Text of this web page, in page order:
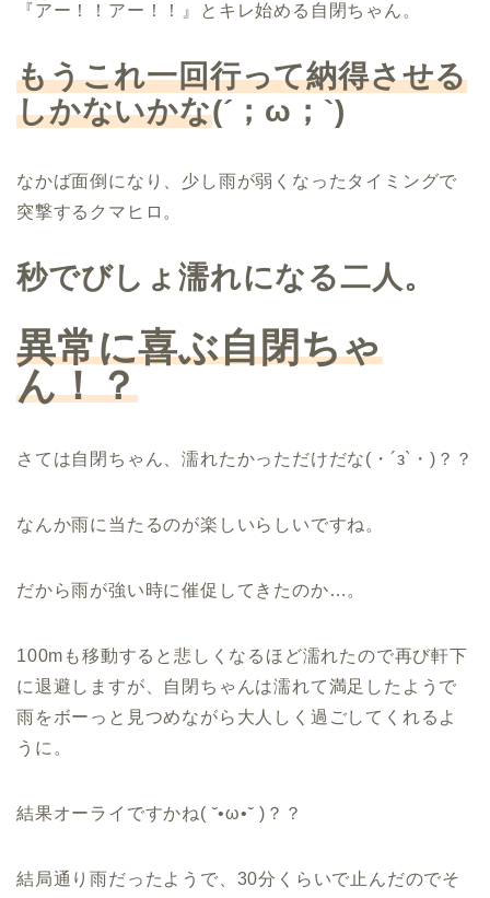
『アー！！アー！！』とキレ始める自閉ちゃん。
もうこれ一回行って納得させる
しかないかな(´ ； ω ； `)
なかば面倒になり、少し雨が弱くなったタイミングで
突撃するクマヒロ。
秒でびしょ濡れになる二人。
異常に喜ぶ自閉ちゃ
ん！？
さては自閉ちゃん、濡れたかっただけだな(・´з`・)？？
なんか雨に当たるのが楽しいらしいですね。
だから雨が強い時に催促してきたのか…。
100mも移動すると悲しくなるほど濡れたので再び軒下
に退避しますが、自閉ちゃんは濡れて満足したようで
雨をボーっと見つめながら大人しく過ごしてくれるよ
うに。
結果オーライですかね( ˘•ω•˘ )？？
結局通り雨だったようで、30分くらいで止んだのでそ